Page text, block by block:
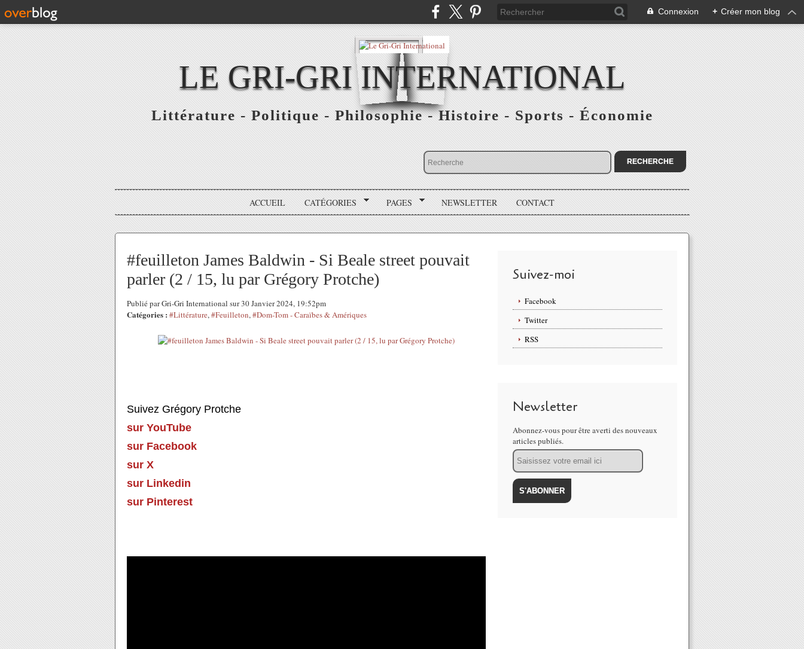
Connexion + Créer mon blog
LE GRI-GRI INTERNATIONAL
Littérature - Politique - Philosophie - Histoire - Sports - Économie
ACCUEIL CATÉGORIES PAGES NEWSLETTER CONTACT
#feuilleton James Baldwin - Si Beale street pouvait
parler (2 / 15, lu par Grégory Protche)
Publié par Gri-Gri International sur 30 Janvier 2024, 19:52pm
Catégories : #Littérature,#Feuilleton,#Dom-Tom - Caraïbes & Amériques
Suivez Grégory Protche
sur YouTube
sur Facebook
sur X
sur Linkedin
sur Pinterest
Suivez-moi
Facebook
Twitter
RSS
Newsletter
Abonnez-vous pour être averti des nouveaux
articles publiés.
Email